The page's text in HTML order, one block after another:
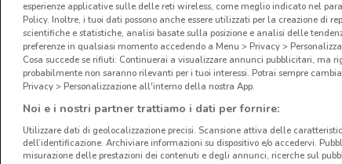
esperienze applicative sulle delle reti wireless, come meglio indicato nel
Policy. Inoltre, i tuoi dati possono anche essere utilizzati per la creazione di
scientifiche e statistiche, analisi basate sulla posizione e analisi delle
preferenze in qualsiasi momento accedendo a Menu > Privacy >
Cosa succede se rifiuti: Continuerai a visualizzare annunci pubblicitari, ma
probabilmente non saranno rilevanti per i tuoi interessi. Potrai sempre
Privacy > Personalizzazione all'interno della nostra App.
Noi e i nostri partner trattiamo i dati per fornire:
Utilizzare dati di geolocalizzazione precisi. Scansione attiva delle
dell’identificazione. Archiviare informazioni su dispositivo e/o accedervi.
misurazione delle prestazioni dei contenuti e degli annunci, ricerche sul